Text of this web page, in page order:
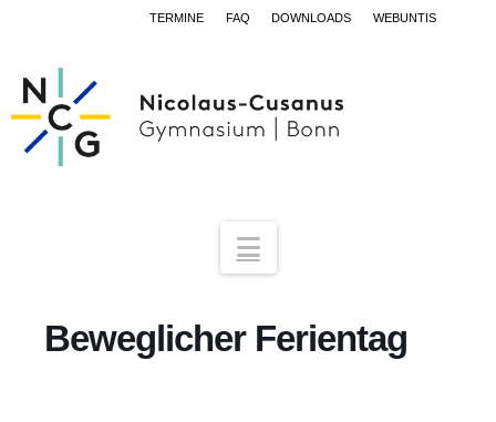
TERMINE FAQ DOWNLOADS WEBUNTIS
Navigation
Beweglicher Ferientag